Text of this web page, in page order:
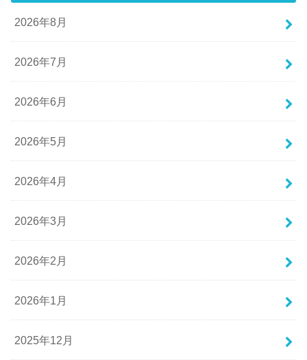
2026年8月
2026年7月
2026年6月
2026年5月
2026年4月
2026年3月
2026年2月
2026年1月
2025年12月